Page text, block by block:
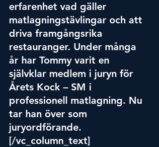
erfarenhet vad gäller
matlagningstävlingar och att
driva framgångsrika
restauranger. Under många
år har Tommy varit en
självklar medlem i juryn för
Årets Kock – SM i
professionell matlagning. Nu
tar han över som
juryordförande.
[/vc_column_text]